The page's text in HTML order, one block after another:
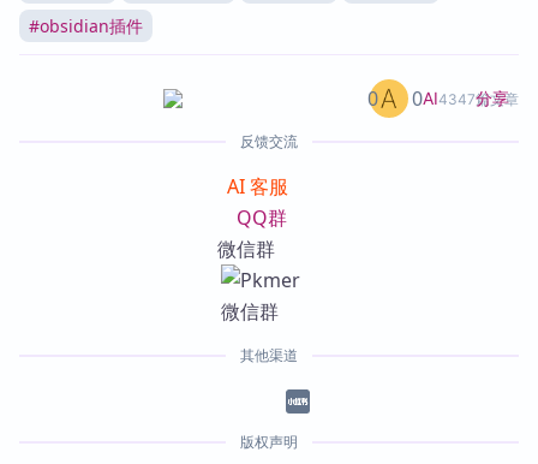
#obsidian插件
AI4347篇文章
0 0 分享
反馈交流
AI 客服
QQ群
微信群
其他渠道
版权声明